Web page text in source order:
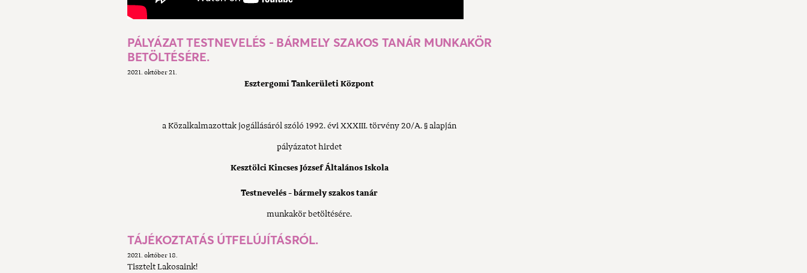
PÁLYÁZAT TESTNEVELÉS - BÁRMELY SZAKOS TANÁR MUNKAKÖR
BETÖLTÉSÉRE.
2021. október 21.
Esztergomi Tankerületi Központ
a Közalkalmazottak jogállásáról szóló 1992. évi XXXIII. törvény 20/A. § alapján
pályázatot hirdet
Kesztölci Kincses József Általános Iskola
Testnevelés - bármely szakos tanár
munkakör betöltésére.
TÁJÉKOZTATÁS ÚTFELÚJÍTÁSRÓL.
2021. október 18.
Tisztelt Lakosaink!